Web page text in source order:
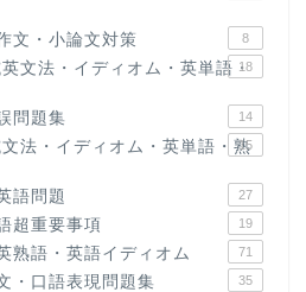
文・小論文対策 8
文法・イディオム・英単語・
18
問題集 14
法・イディオム・英単語・熟
15
語問題 27
超重要事項 19
熟語・英語イディオム 71
・口語表現問題集 35